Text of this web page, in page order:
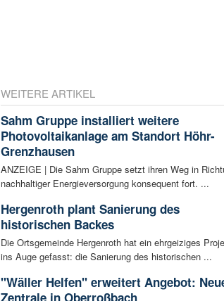
WEITERE ARTIKEL
Sahm Gruppe installiert weitere
Photovoltaikanlage am Standort Höhr-
Grenzhausen
ANZEIGE | Die Sahm Gruppe setzt ihren Weg in
nachhaltiger Energieversorgung konsequent fort. ...
Hergenroth plant Sanierung des
historischen Backes
Die Ortsgemeinde Hergenroth hat ein ehrgeiziges
ins Auge gefasst: die Sanierung des historischen ...
"Wäller Helfen" erweitert Angebot: